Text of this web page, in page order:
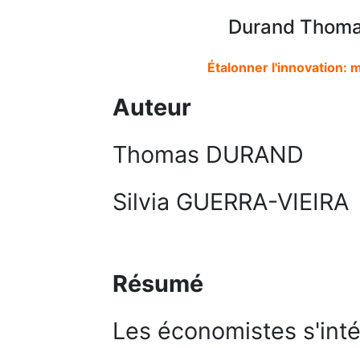
Durand
Étalonner l'innovation:
Auteur
Thomas DURAND
Silvia GUERRA-VIEIRA
Résumé
Les économistes